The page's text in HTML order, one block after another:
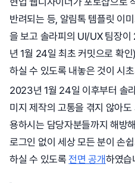
반려되는 등, 알림톡 템플릿 이
을 보고 솔라피의 UI/UX 팀장
년 1월 24일 최초 커밋으로 확
하실 수 있도록 내놓은 것이 시
2023년 1월 24일 이후부터 솔
미지 제작의 고통을 겪지 않아
용하시는 담당자분들까지 해방
로그인 없이 세상 모든 분이 손
하실 수 있도록전면 공개하였습